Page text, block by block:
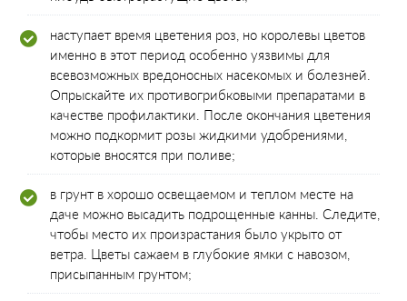
наступает время цветения роз, но королевы цветов
именно в этот период особенно уязвимы для
всевозможных вредоносных насекомых и болезней.
Опрыскайте их противогрибковыми препаратами в
качестве профилактики. После окончания цветения
можно подкормит розы жидкими удобрениями,
которые вносятся при поливе;
в грунт в хорошо освещаемом и теплом месте на
даче можно высадить подрощенные канны. Следите,
чтобы место их произрастания было укрыто от
ветра. Цветы сажаем в глубокие ямки с навозом,
присыпанным грунтом;